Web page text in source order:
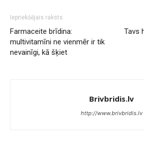
Iepriekšējais raksts
Farmaceite brīdina:
multivitamīni ne vienmēr ir tik
nevainīgi, kā šķiet
Tavs
Brivbridis.lv
http://www.brivbridis.lv